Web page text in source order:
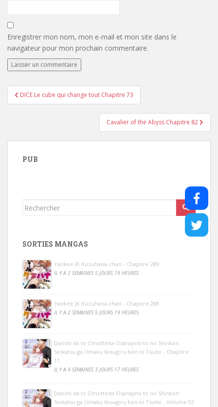
Enregistrer mon nom, mon e-mail et mon site dans le
navigateur pour mon prochain commentaire.
Navigation
de
DICE Le cube qui change tout Chapitre 73
Cavalier of the Abyss Chapitre 82
PUB
Rechercher...
SORTIES MANGAS
Yankee JK Kuzuhana-chan - Chapitre 289
IL Y A 2 SEMAINES 5 JOURS 19 HEURES
Yankee JK Kuzuhana-chan - Chapitre 288
IL Y A 2 SEMAINES 5 JOURS 19 HEURES
Danshi da to Omotteita Osanajimi to no Shinkon
Seikatsu ga Umaku Ikisugiru Ken ni Tsuite - Chapitre
11
IL Y A 4 SEMAINES 3 JOURS 17 HEURES
Danshi da to Omotteita Osanajimi to no Shinkon
Seikatsu ga Umaku Ikisugiru Ken ni Tsuite - Volume 02